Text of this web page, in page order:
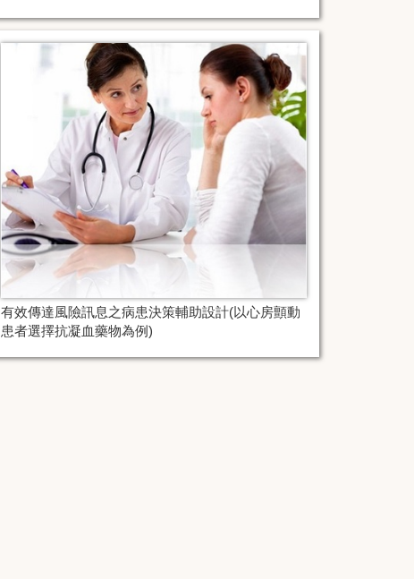
有效傳達風險訊息之病患決策輔助設計(以⼼房顫動
患者選擇抗凝⾎藥物為例)